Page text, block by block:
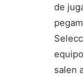
de
salen